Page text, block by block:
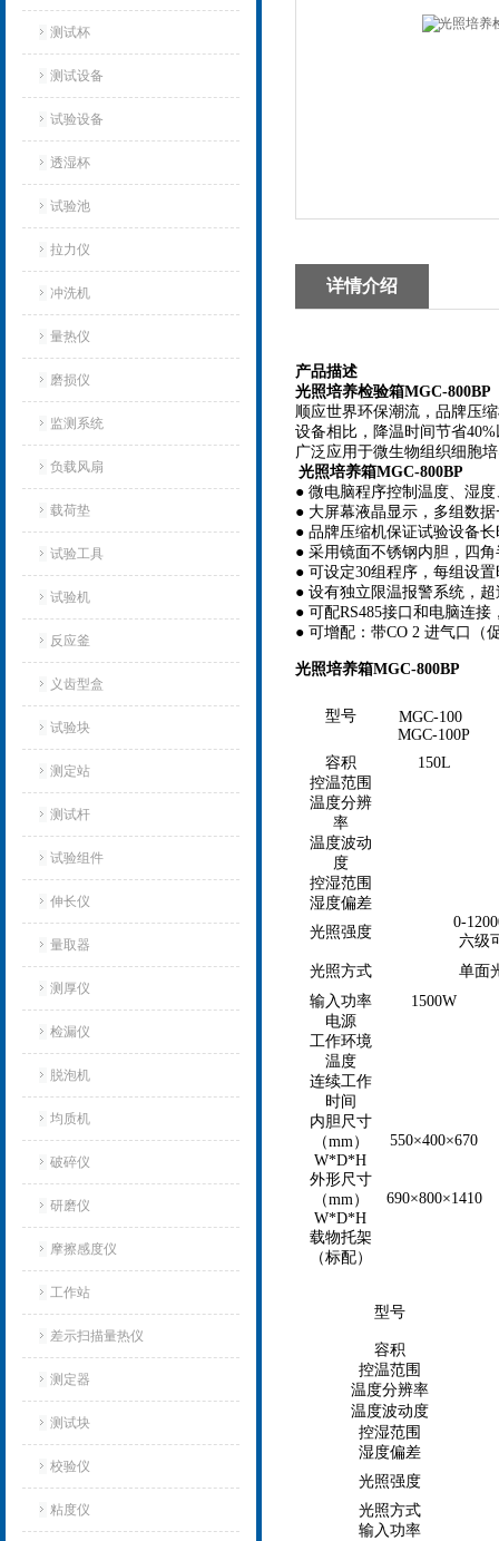
测试杯
测试设备
试验设备
透湿杯
试验池
拉力仪
冲洗机
量热仪
磨损仪
监测系统
负载风扇
载荷垫
试验工具
试验机‌
反应釜
义齿型盒
试验块
测定站‌
测试杆
试验组件
伸长仪
量取器
测厚仪
检漏仪
脱泡机
均质机
破碎仪
研磨仪
摩擦感度仪
工作站
差示扫描量热仪
测定器
测试块
校验仪
粘度仪
详情介绍
产品描述
光照培养检验箱MGC-800BP
顺应世界环保潮流，品牌压
设备相比，降温时间节省
广泛应用于微生物组织细胞
光照培养箱MGC-800BP
● 微电脑程序控制温度、湿
● 大屏幕液晶显示，多组数
● 品牌压缩机保证试验设备
● 采用镜面不锈钢内胆，四
● 可设定30组程序，每组设
● 设有独立限温报警系统，
● 可配RS485接口和电脑连
● 可增配：带CO 2 进气口（
光照培养箱MGC-800BP
型号
MGC-100
MGC-100P
容积
150L
控温范围
温度分辨
率
温度波动
度
控湿范围
湿度偏差
光照强度
0-
六级
光照方式
单面
输入功率
1500W
电源
工作环境
温度
连续工作
时间
内胆尺寸
（mm）
W*D*H
550×400×670
外形尺寸
（mm）
W*D*H
690×800×1410
载物托架
（标配）
型号
容积
控温范围
温度分辨率
温度波动度
控湿范围
湿度偏差
光照强度
光照方式
输入功率